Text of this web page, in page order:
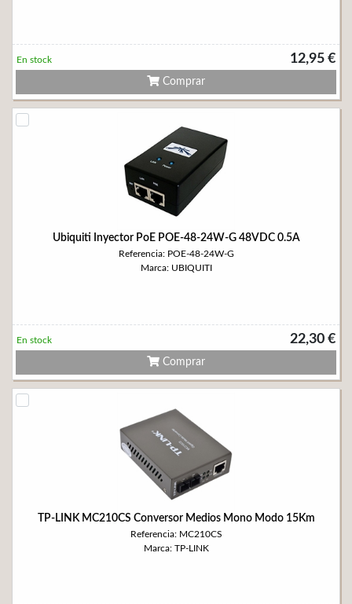
12,95 €
En stock
Comprar
Ubiquiti Inyector PoE POE-48-24W-G 48VDC 0.5A
Referencia: POE-48-24W-G
Marca: UBIQUITI
22,30 €
En stock
Comprar
TP-LINK MC210CS Conversor Medios Mono Modo 15Km
Referencia: MC210CS
Marca: TP-LINK